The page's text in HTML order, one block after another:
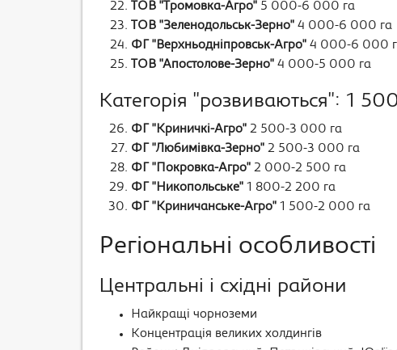
ТОВ "Тромовка-Агро" 5 000-6 000 га
ТОВ "Зеленодольськ-Зерно" 4 000-6 000 га
ФГ "Верхньодніпровськ-Агро" 4 000-6 000
ТОВ "Апостолове-Зерно" 4 000-5 000 га
Категорія "розвиваються": 1
ФГ "Криничкі-Агро" 2 500-3 000 га
ФГ "Любимівка-Зерно" 2 500-3 000 га
ФГ "Покровка-Агро" 2 000-2 500 га
ФГ "Никопольське" 1 800-2 200 га
ФГ "Криничанське-Агро" 1 500-2 000 га
Регіональні особливості
Центральні і східні райони
Найкращі чорноземи
Концентрація великих холдингів